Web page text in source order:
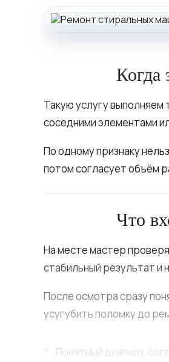
Когда
Такую услугу выполняем
соседними элементами
По одному признаку
потом согласует объём
Что
На месте мастер
стабильный результат и
После осмотра сразу
усугубить поломку до
Понятный диагноз,